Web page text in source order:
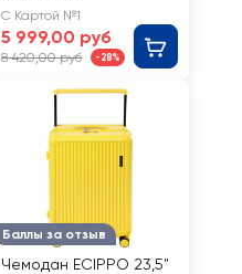
С Картой №1
5 999,00 руб
8 420,00 руб -28%
Баллы за отзыв
Чемодан ECIPPO 23,5"